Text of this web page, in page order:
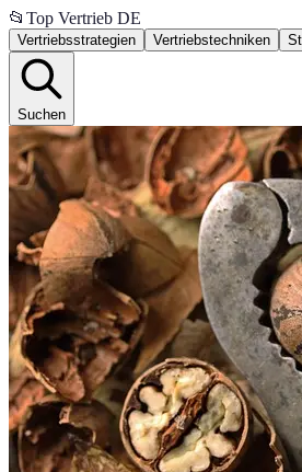
📂 Top Vertrieb DE
Vertriebsstrategien Vertriebstechniken
Suchen